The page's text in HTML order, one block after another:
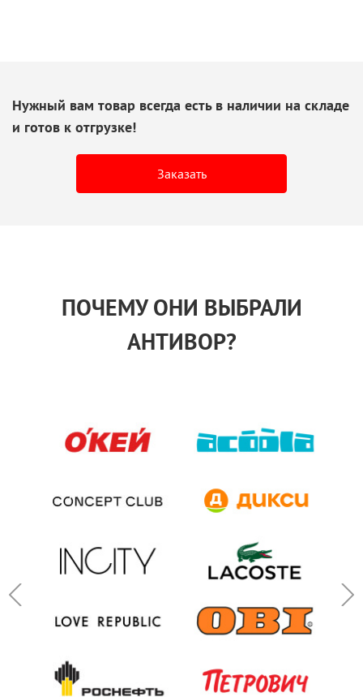
Нужный вам товар всегда есть в наличии на складе
и готов к отгрузке!
Заказать
ПОЧЕМУ ОНИ ВЫБРАЛИ
АНТИВОР?